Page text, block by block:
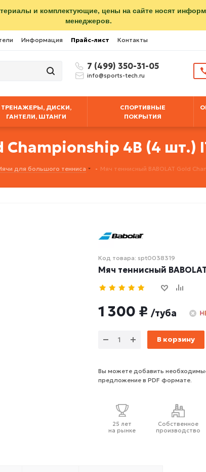
и комплектующие, цены на сайте носят
менеджеров.
Информация Прайс-лист Контакты
7 (499) 350-31-05
info@sports-tech.ru
ТРЕНАЖЕРЫ, ДИСКИ,
ГАНТЕЛИ, ШТАНГИ
СПОРТИВНЫЕ
ПОКРЫТИЯ
Championship 4B (4 шт.)
для большого тенниса - Мяч теннисный BABOLAT Gold
Код товара: spt0038319
Мяч теннисный
1 300 ₽ /туба
В корзину
Вы можете добавить
предложение в PDF формате.
25 лет
на рынке
Собственное
производство